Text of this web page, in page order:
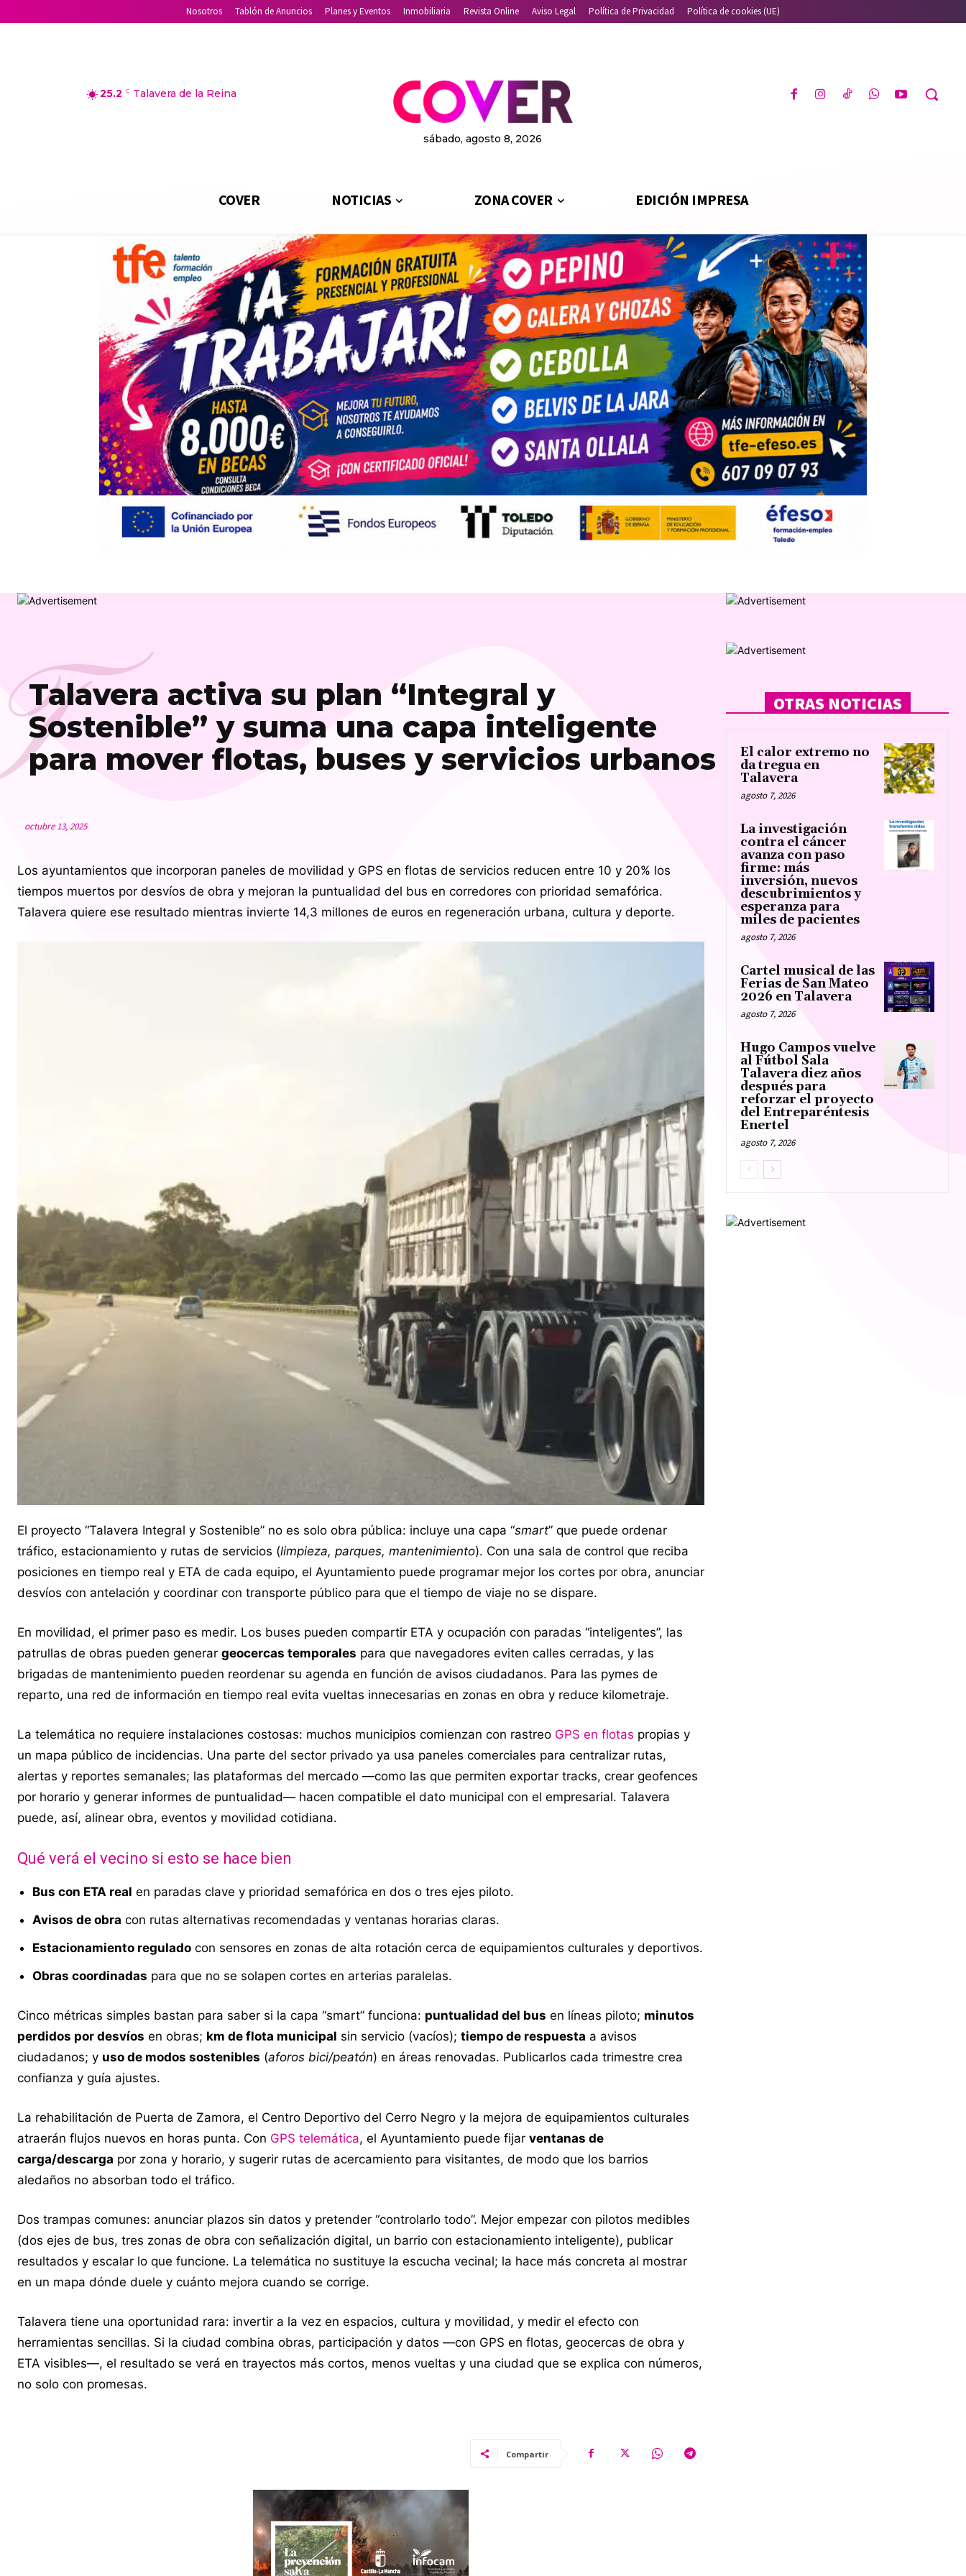
Nosotros Tablón de Anuncios Planes y Eventos Inmobiliaria Revista Online Aviso Legal Política de Privacidad Política de cookies (UE)
25.2 C Talavera de la Reina
sábado, agosto 8, 2026
COVER NOTICIAS ZONA COVER EDICIÓN IMPRESA
Talavera activa su plan “Integral y
Sostenible” y suma una capa inteligente
para mover flotas, buses y servicios urbanos
octubre 13, 2025
Los ayuntamientos que incorporan paneles de movilidad y GPS en flotas de servicios reducen entre 10 y 20% los
tiempos muertos por desvíos de obra y mejoran la puntualidad del bus en corredores con prioridad semafórica.
Talavera quiere ese resultado mientras invierte 14,3 millones de euros en regeneración urbana, cultura y deporte.
El proyecto “Talavera Integral y Sostenible” no es solo obra pública: incluye una capa “smart” que puede ordenar
tráfico, estacionamiento y rutas de servicios (limpieza, parques, mantenimiento). Con una sala de control que reciba
posiciones en tiempo real y ETA de cada equipo, el Ayuntamiento puede programar mejor los cortes por obra, anunciar
desvíos con antelación y coordinar con transporte público para que el tiempo de viaje no se dispare.
En movilidad, el primer paso es medir. Los buses pueden compartir ETA y ocupación con paradas “inteligentes”, las
patrullas de obras pueden generar geocercas temporales para que navegadores eviten calles cerradas, y las
brigadas de mantenimiento pueden reordenar su agenda en función de avisos ciudadanos. Para las pymes de
reparto, una red de información en tiempo real evita vueltas innecesarias en zonas en obra y reduce kilometraje.
La telemática no requiere instalaciones costosas: muchos municipios comienzan con rastreo GPS en flotas propias y
un mapa público de incidencias. Una parte del sector privado ya usa paneles comerciales para centralizar rutas,
alertas y reportes semanales; las plataformas del mercado —como las que permiten exportar tracks, crear geofences
por horario y generar informes de puntualidad— hacen compatible el dato municipal con el empresarial. Talavera
puede, así, alinear obra, eventos y movilidad cotidiana.
Qué verá el vecino si esto se hace bien
Bus con ETA real en paradas clave y prioridad semafórica en dos o tres ejes piloto.
Avisos de obra con rutas alternativas recomendadas y ventanas horarias claras.
Estacionamiento regulado con sensores en zonas de alta rotación cerca de equipamientos culturales y deportivos.
Obras coordinadas para que no se solapen cortes en arterias paralelas.
Cinco métricas simples bastan para saber si la capa “smart” funciona: puntualidad del bus en líneas piloto; minutos
perdidos por desvíos en obras; km de flota municipal sin servicio (vacíos); tiempo de respuesta a avisos
ciudadanos; y uso de modos sostenibles (aforos bici/peatón) en áreas renovadas. Publicarlos cada trimestre crea
confianza y guía ajustes.
La rehabilitación de Puerta de Zamora, el Centro Deportivo del Cerro Negro y la mejora de equipamientos culturales
atraerán flujos nuevos en horas punta. Con GPS telemática, el Ayuntamiento puede fijar ventanas de
carga/descarga por zona y horario, y sugerir rutas de acercamiento para visitantes, de modo que los barrios
aledaños no absorban todo el tráfico.
Dos trampas comunes: anunciar plazos sin datos y pretender “controlarlo todo”. Mejor empezar con pilotos medibles
(dos ejes de bus, tres zonas de obra con señalización digital, un barrio con estacionamiento inteligente), publicar
resultados y escalar lo que funcione. La telemática no sustituye la escucha vecinal; la hace más concreta al mostrar
en un mapa dónde duele y cuánto mejora cuando se corrige.
Talavera tiene una oportunidad rara: invertir a la vez en espacios, cultura y movilidad, y medir el efecto con
herramientas sencillas. Si la ciudad combina obras, participación y datos —con GPS en flotas, geocercas de obra y
ETA visibles—, el resultado se verá en trayectos más cortos, menos vueltas y una ciudad que se explica con números,
no solo con promesas.
Compartir
OTRAS NOTICIAS
El calor extremo no
da tregua en
Talavera
agosto 7, 2026
La investigación
contra el cáncer
avanza con paso
firme: más
inversión, nuevos
descubrimientos y
esperanza para
miles de pacientes
agosto 7, 2026
Cartel musical de las
Ferias de San Mateo
2026 en Talavera
agosto 7, 2026
Hugo Campos vuelve
al Fútbol Sala
Talavera diez años
después para
reforzar el proyecto
del Entreparéntesis
Enertel
agosto 7, 2026